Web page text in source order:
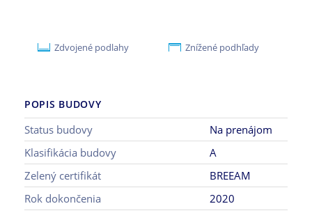
Zdvojené podlahy Znížené podhľady
POPIS BUDOVY
Status budovy
Na prenájom
Klasifikácia budovy
A
Zelený certifikát
BREEAM
Rok dokončenia
2020